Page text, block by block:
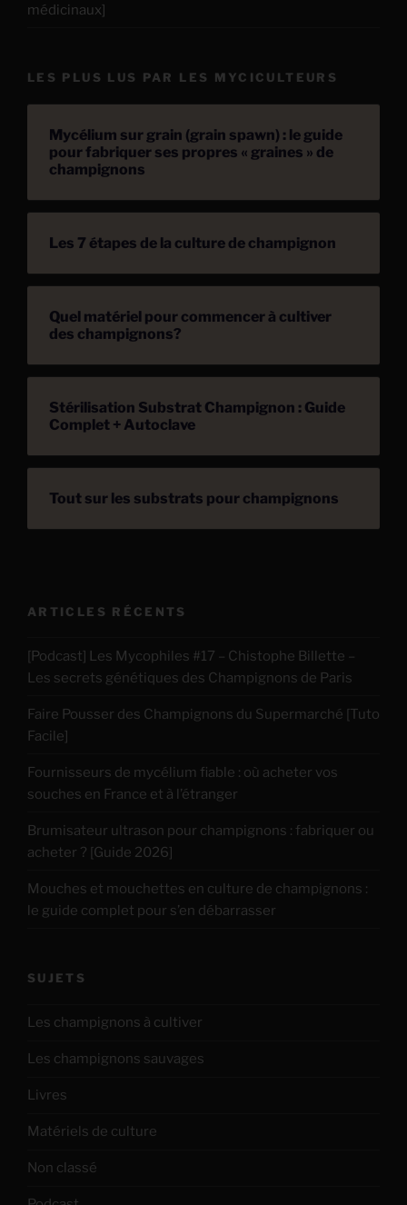
médicinaux]
LES PLUS LUS PAR LES MYCICULTEURS
Mycélium sur grain (grain spawn) : le guide
pour fabriquer ses propres « graines » de
champignons
Les 7 étapes de la culture de champignon
Quel matériel pour commencer à cultiver
des champignons?
Stérilisation Substrat Champignon : Guide
Complet + Autoclave
Tout sur les substrats pour champignons
ARTICLES RÉCENTS
[Podcast] Les Mycophiles #17 – Chistophe Billette –
Les secrets génétiques des Champignons de Paris
Faire Pousser des Champignons du Supermarché [Tuto
Facile]
Fournisseurs de mycélium fiable : où acheter vos
souches en France et à l’étranger
Brumisateur ultrason pour champignons : fabriquer ou
acheter ? [Guide 2026]
Mouches et mouchettes en culture de champignons :
le guide complet pour s’en débarrasser
SUJETS
Les champignons à cultiver
Les champignons sauvages
Livres
Matériels de culture
Non classé